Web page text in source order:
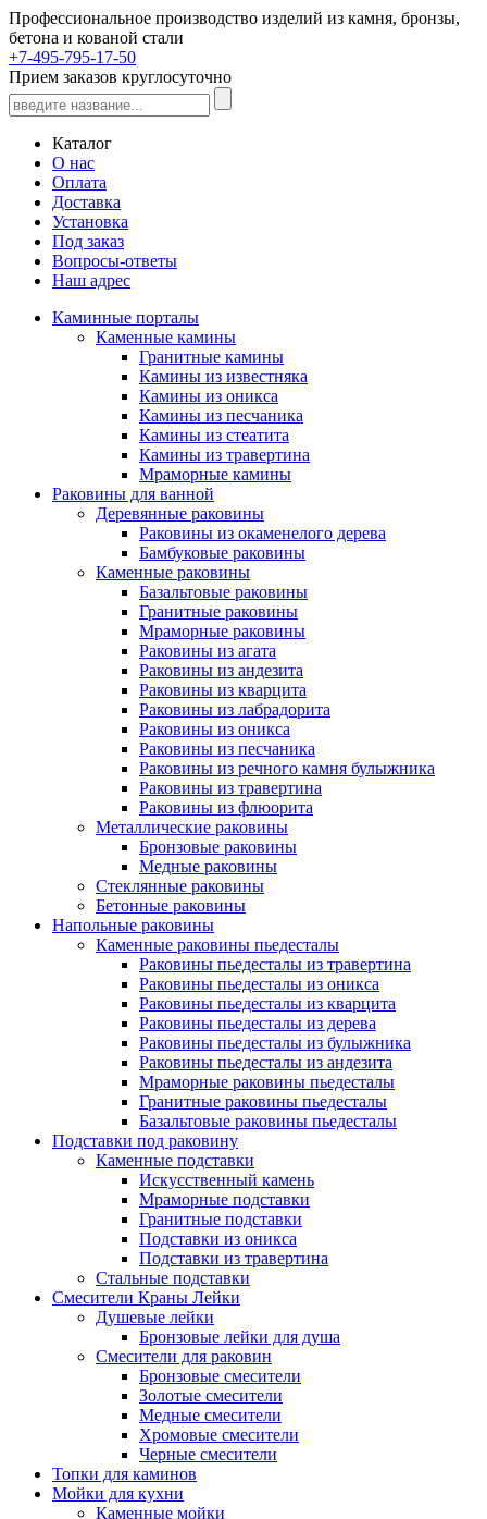
Профессиональное производство изделий из камня, бронзы,
бетона и кованой стали
+7-495-795-17-50
Прием заказов круглосуточно
Каталог
О нас
Оплата
Доставка
Установка
Под заказ
Вопросы-ответы
Наш адрес
Каминные порталы
Каменные камины
Гранитные камины
Камины из известняка
Камины из оникса
Камины из песчаника
Камины из стеатита
Камины из травертина
Мраморные камины
Раковины для ванной
Деревянные раковины
Раковины из окаменелого дерева
Бамбуковые раковины
Каменные раковины
Базальтовые раковины
Гранитные раковины
Мраморные раковины
Раковины из агата
Раковины из андезита
Раковины из кварцита
Раковины из лабрадорита
Раковины из оникса
Раковины из песчаника
Раковины из речного камня булыжника
Раковины из травертина
Раковины из флюорита
Металлические раковины
Бронзовые раковины
Медные раковины
Стеклянные раковины
Бетонные раковины
Напольные раковины
Каменные раковины пьедесталы
Раковины пьедесталы из травертина
Раковины пьедесталы из оникса
Раковины пьедесталы из кварцита
Раковины пьедесталы из дерева
Раковины пьедесталы из булыжника
Раковины пьедесталы из андезита
Мраморные раковины пьедесталы
Гранитные раковины пьедесталы
Базальтовые раковины пьедесталы
Подставки под раковину
Каменные подставки
Искусственный камень
Мраморные подставки
Гранитные подставки
Подставки из оникса
Подставки из травертина
Стальные подставки
Смесители Краны Лейки
Душевые лейки
Бронзовые лейки для душа
Смесители для раковин
Бронзовые смесители
Золотые смесители
Медные смесители
Хромовые смесители
Черные смесители
Топки для каминов
Мойки для кухни
Каменные мойки